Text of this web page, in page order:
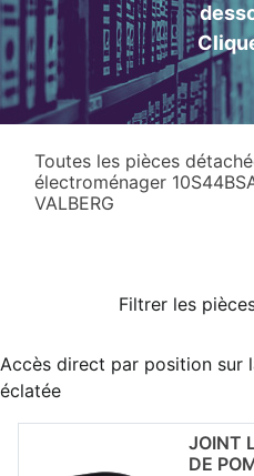
Toutes les pièces
électroménager
VALBERG
Filtrer les
Accès direct par position sur
éclatée
JOINT
DE